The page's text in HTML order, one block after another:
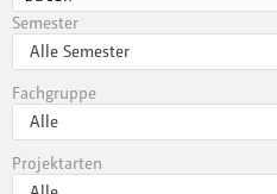
Semester
Fachgruppe
Projektarten